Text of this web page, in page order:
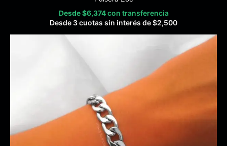
Desde$6,374 con transferencia
Desde 3 cuotas sin interés de$2,500